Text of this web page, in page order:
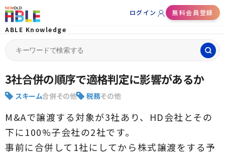
ログイン
無料会員登録
ABLE Knowledge
for:
3社合併の順序で適格判定に影響があるか
スキーム合併その他 税務その他
M&Aで譲渡する対象が3社あり、HD会社とその
下に100%子会社の2社です。
事前に合併して1社にしてから株式譲渡をする予